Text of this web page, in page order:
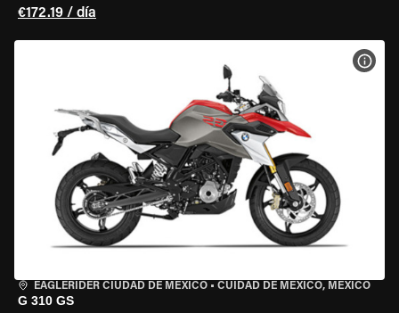
€172.19 / día
EAGLERIDER CIUDAD DE MÉXICO • CUIDAD DE MEXICO, MEXICO
G 310 GS
VER